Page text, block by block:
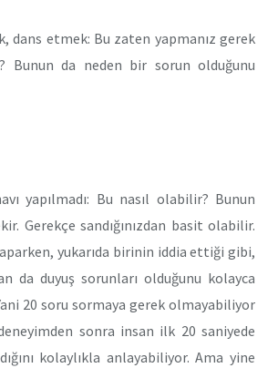
dans etmek: Bu zaten yapmanız gerek
Bunun da neden bir sorun olduğunu
yapılmadı: Bu nasıl olabilir? Bunun
Gerekçe sandığınızdan basit olabilir.
yukarıda birinin iddia ettiği gibi,
da duyuş sorunları olduğunu kolayca
20 soru sormaya gerek olmayabiliyor
sonra insan ilk 20 saniyede
kolaylıkla anlayabiliyor. Ama yine